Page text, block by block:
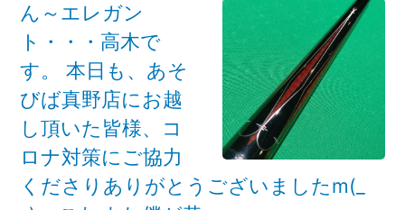
ん～エレガン
ト・・・高木で
す。 本日も、あそ
びば真野店にお越
し頂いた皆様、コ
ロナ対策にご協力
くださりありがとうございましたm(_